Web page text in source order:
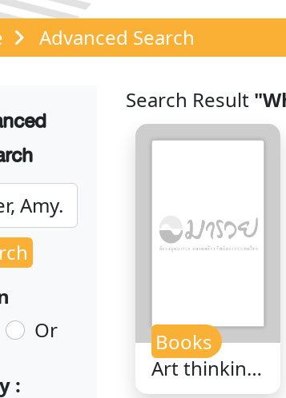
Advanced Search
Or
:
Search Result
Books
Art thinking
: how to